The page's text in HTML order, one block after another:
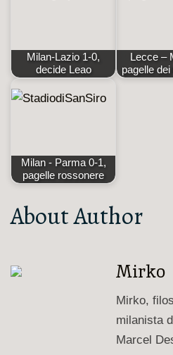
Milan-Lazio 1-0,
decide Leao
Lecce –
pagelle
Milan - Parma 0-1,
pagelle rossonere
About Author
Mirko
Mirko,
milanista
Marcel